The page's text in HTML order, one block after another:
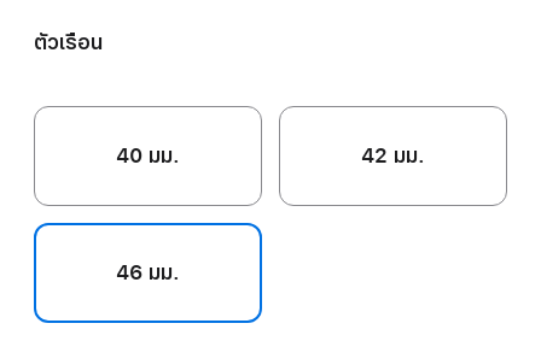
ไทน์
ตัวเรือน
40 มม. 42 มม.
46 มม.